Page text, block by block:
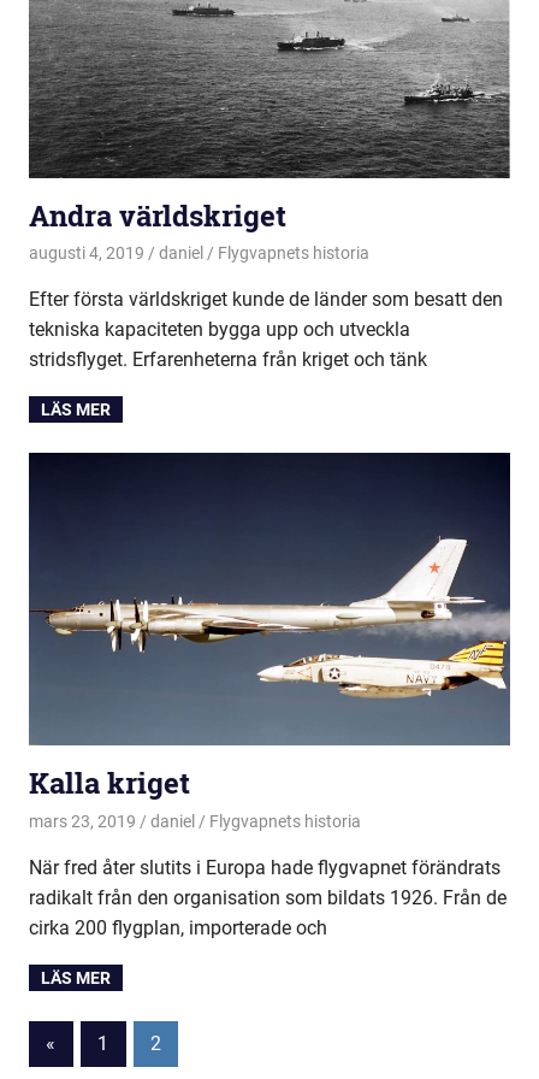
Andra världskriget
augusti 4, 2019 daniel Flygvapnets historia
Efter första världskriget kunde de länder som besatt den
tekniska kapaciteten bygga upp och utveckla
stridsflyget. Erfarenheterna från kriget och tänk
Kalla kriget
mars 23, 2019 daniel Flygvapnets historia
När fred åter slutits i Europa hade flygvapnet förändrats
radikalt från den organisation som bildats 1926. Från de
cirka 200 flygplan, importerade och
Sidnumrering
« Previous
Posts
1 2